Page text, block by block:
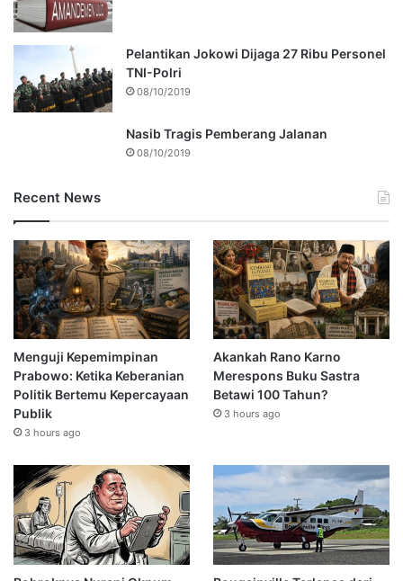
Pelantikan Jokowi Dijaga 27 Ribu Personel
TNI-Polri
08/10/2019
Nasib Tragis Pemberang Jalanan
08/10/2019
Recent News
Menguji Kepemimpinan
Prabowo: Ketika Keberanian
Politik Bertemu Kepercayaan
Publik
3 hours ago
Akankah Rano Karno
Merespons Buku Sastra
Betawi 100 Tahun?
3 hours ago